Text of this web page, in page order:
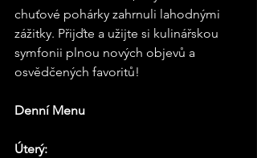
chuťové pohárky zahrnuli lahodnými
zážitky. Přijďte a užijte si kulinářskou
symfonii plnou nových objevů a
osvědčených favoritů!
Denní Menu
Úterý: